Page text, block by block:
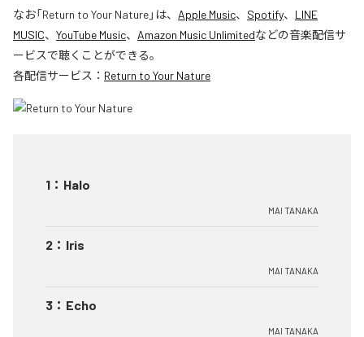
なお「Return to Your Nature」は、 Apple Music、 Spotify、 LINE
MUSIC、 YouTube Music、 Amazon Music Unlimitedなどの音楽配信サ
ービスで聴くことができる。
各配信サービス： Return to Your Nature
1 ： Halo
MAI TANAKA
2 ： Iris
MAI TANAKA
3 ： Echo
MAI TANAKA